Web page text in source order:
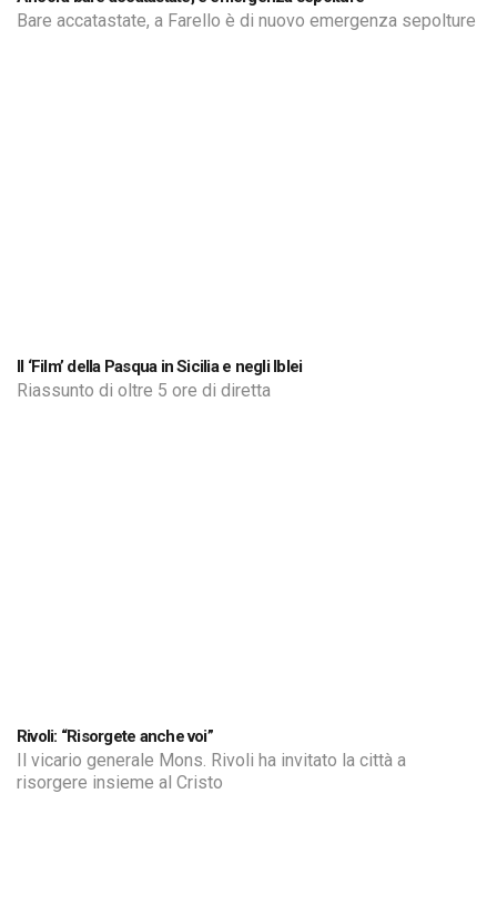
Bare accatastate, a Farello è di nuovo emergenza sepolture
Il ‘Film’ della Pasqua in Sicilia e negli Iblei
Riassunto di oltre 5 ore di diretta
Rivoli: “Risorgete anche voi”
Il vicario generale Mons. Rivoli ha invitato la città a
risorgere insieme al Cristo